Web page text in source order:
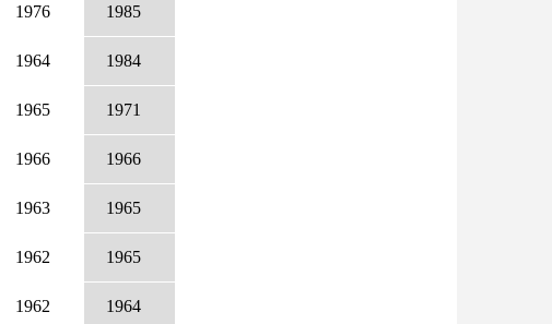
1976 1985
1964 1984
1965 1971
1966 1966
1963 1965
1962 1965
1962 1964